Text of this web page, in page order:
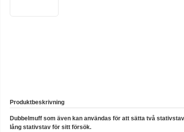
Produktbeskrivning
Dubbelmuff som även kan användas för att sätta två
lång stativstav för sitt försök.